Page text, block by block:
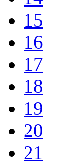
15
16
17
18
19
20
21